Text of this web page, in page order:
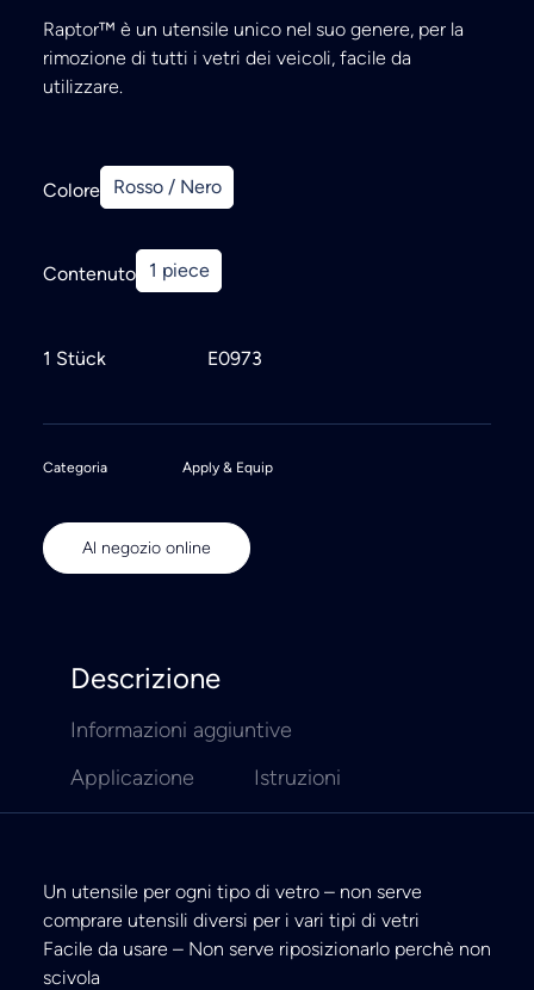
Raptor™ è un utensile unico nel suo genere, per la
rimozione di tutti i vetri dei veicoli, facile da
utilizzare.
Colore Rosso / Nero
Contenuto 1 piece
1 Stück E0973
Categoria Apply & Equip
Al negozio online
Descrizione
Informazioni aggiuntive
Applicazione
Istruzioni
Un utensile per ogni tipo di vetro – non serve
comprare utensili diversi per i vari tipi di vetri
Facile da usare – Non serve riposizionarlo perchè non
scivola